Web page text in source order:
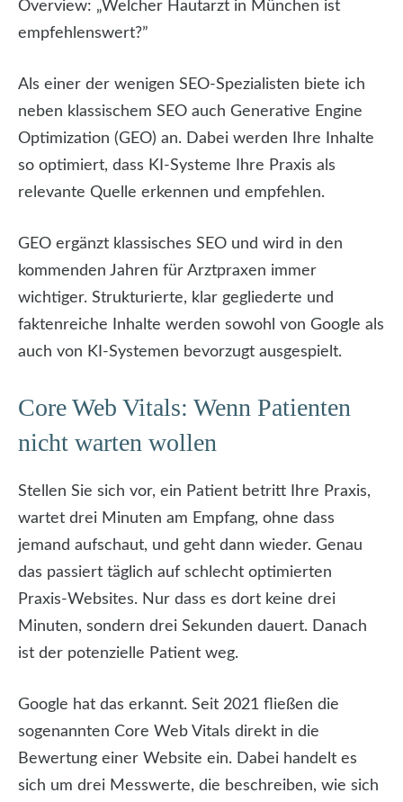
Overview: „Welcher Hautarzt in München ist
empfehlenswert?”
Als einer der wenigen SEO-Spezialisten biete ich
neben klassischem SEO auch Generative Engine
Optimization (GEO) an. Dabei werden Ihre Inhalte
so optimiert, dass KI-Systeme Ihre Praxis als
relevante Quelle erkennen und empfehlen.
GEO ergänzt klassisches SEO und wird in den
kommenden Jahren für Arztpraxen immer
wichtiger. Strukturierte, klar gegliederte und
faktenreiche Inhalte werden sowohl von Google als
auch von KI-Systemen bevorzugt ausgespielt.
Core Web Vitals: Wenn Patienten
nicht warten wollen
Stellen Sie sich vor, ein Patient betritt Ihre Praxis,
wartet drei Minuten am Empfang, ohne dass
jemand aufschaut, und geht dann wieder. Genau
das passiert täglich auf schlecht optimierten
Praxis-Websites. Nur dass es dort keine drei
Minuten, sondern drei Sekunden dauert. Danach
ist der potenzielle Patient weg.
Google hat das erkannt. Seit 2021 fließen die
sogenannten Core Web Vitals direkt in die
Bewertung einer Website ein. Dabei handelt es
sich um drei Messwerte, die beschreiben, wie sich